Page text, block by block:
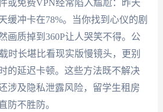
或免费VPN经常陷入尴尬：昨天
缓冲卡在78%。当你找到心仪的剧
画质掉到360P让人哭笑不得。公
时长堪比看现实版慢镜头，更别
的延迟卡顿。这些方法既不解决
涉及隐私泄露风险，留学生租房
防不胜防。